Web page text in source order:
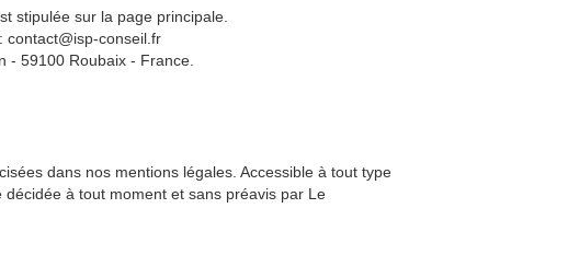
stipulée sur la page principale.
contact@isp-conseil.fr
- 59100 Roubaix - France.
dans nos mentions légales. Accessible à tout type
à tout moment et sans préavis par Le